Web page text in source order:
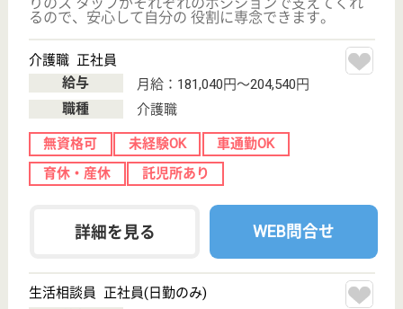
業所...
陸前高砂駅から徒歩5分の場所に位置しています♪目に
画を立てチェックと改善を行います◎あなたを支える
仲間が沢山おりますよ☆新人でも安心のサポート体制
となっておりますので、研修を通して着実にプロへ成
長できる職場環境です。
看護職 正社員(日勤のみ)
月給：198,600円〜284,090円
職種
看護職
未経験OK 育休・産休
託児所あり
駅徒歩10分以内
WEB問合せ
現在の検索条件